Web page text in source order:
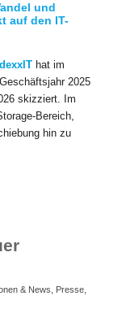
und
auf den IT-
dexxIThat im
2025
skizziert. Im
Bereich,
hin zu
& News Presse,